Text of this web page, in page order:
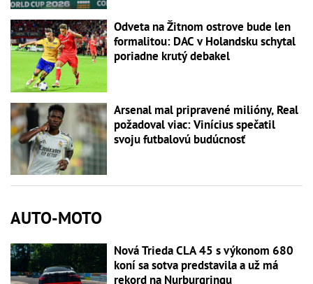
Odveta na Žitnom ostrove bude len
formalitou: DAC v Holandsku schytal
poriadne krutý debakel
Arsenal mal pripravené milióny, Real
požadoval viac: Vinícius spečatil
svoju futbalovú budúcnosť
AUTO-MOTO
Nová Trieda CLA 45 s výkonom 680
koní sa sotva predstavila a už má
rekord na Nurburgringu